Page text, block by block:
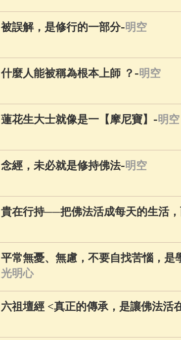
被誤解，是修行的一部分-明空
什麼人能被稱為根本上師 ？ -明空
蓮花生大士就像是一【摩尼寶】 -明空
念經，未必就是修持佛法-明空
貴在行持──把佛法活成每天的生活
平常無憂、無慮，不要自找苦惱，是
光明心
六祖壇經 <真正的傳承，是讓佛法活